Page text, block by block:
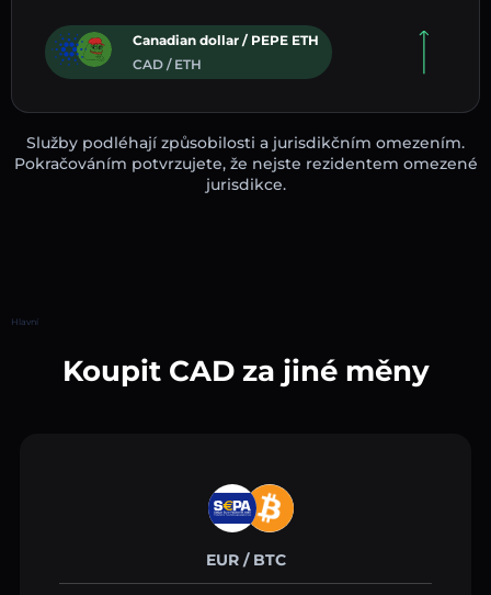
Canadian dollar / PEPE ETH
CAD / ETH
Služby podléhají způsobilosti a jurisdikčním omezením.
Pokračováním potvrzujete, že nejste rezidentem omezené
jurisdikce.
Hlavní
Koupit CAD za jiné měny
EUR / BTC